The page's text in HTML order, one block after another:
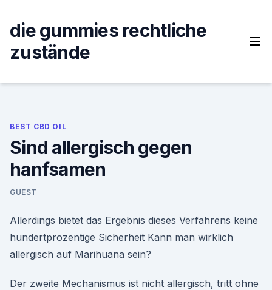
content
die gummies rechtliche
zustände
BEST CBD OIL
Sind allergisch gegen
hanfsamen
GUEST
Allerdings bietet das Ergebnis dieses Verfahrens keine
hundertprozentige Sicherheit Kann man wirklich
allergisch auf Marihuana sein?
Der zweite Mechanismus ist nicht allergisch, tritt ohne